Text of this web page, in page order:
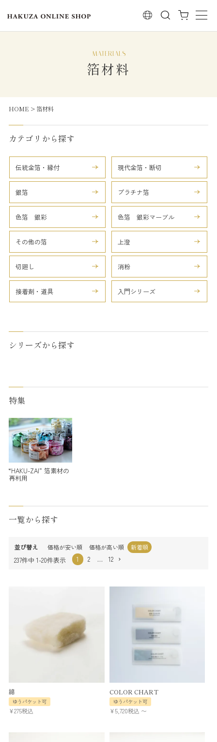
検索
箔材料
HOME 箔材料
カテゴリから探す
伝統金箔・縁付 現代金箔・断切
銀箔 プラチナ箔
色箔 銀彩 色箔 銀彩マーブル
その他の箔 上澄
切廻し 消粉
接着剤・道具 入門シリーズ
シリーズから探す
特集
“HAKU-ZAI” 箔素材の
再利用
一覧から探す
並び替え 価格が安い順 価格が高い順 新着順
237件中 1-20件表示 1 2 … 12
綿
ゆうパケット可
¥275税込
COLOR CHART
ゆうパケット可
¥5,720税込 〜